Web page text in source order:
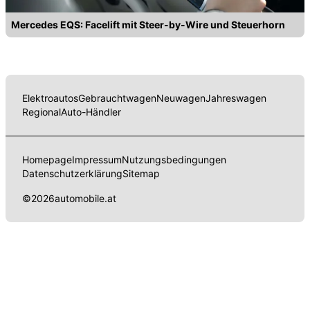
Mercedes EQS: Facelift mit Steer-by-Wire und Steuerhorn
ElektroautosGebrauchtwagenNeuwagenJahreswagen
RegionalAuto-Händler
HomepageImpressumNutzungsbedingungen
DatenschutzerklärungSitemap
©2026automobile.at